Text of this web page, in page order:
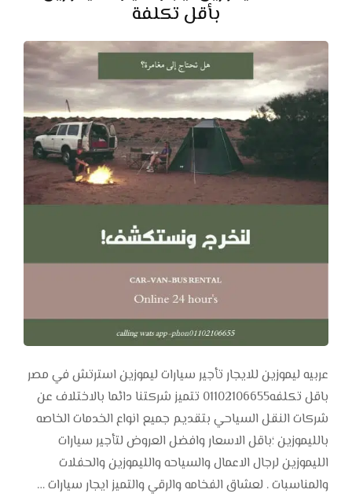
بأقل تكلفة
عربيه ليموزين للايجار تأجير سيارات ليموزين استرتش في مصر
باقل تكلفه01102106655 تتميز شركتنا دائما بالاختلاف عن
شركات النقل السياحي بتقديم جميع انواع الخدمات الخاصه
بالليموزين ؛باقل الاسعار وافضل العروض لتأجير سيارات
الليموزين لرجال الاعمال والسياحه والليموزين والحفلات
والمناسبات . لعشاق الفخامه والرقي والتميز ايجار سيارات …